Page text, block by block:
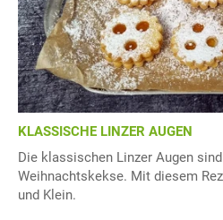
KLASSISCHE LINZER AUGEN
Die klassischen Linzer Augen
Weihnachtskekse. Mit diesem
und Klein.